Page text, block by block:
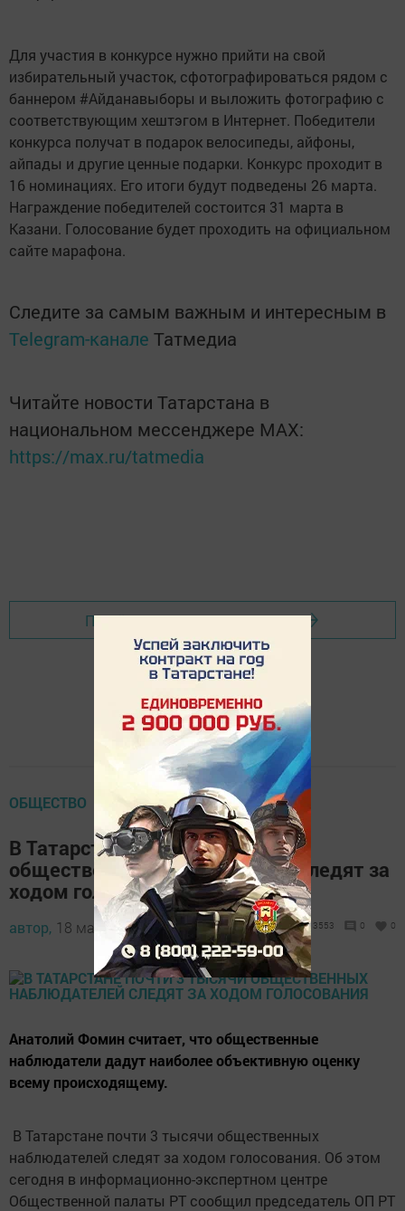
Для участия в конкурсе нужно прийти на свой
избирательный участок, сфотографироваться рядом с
баннером #Айданавыборы и выложить фотографию с
соответствующим хештэгом в Интернет. Победители
конкурса получат в подарок велосипеды, айфоны,
айпады и другие ценные подарки. Конкурс проходит в
16 номинациях. Его итоги будут подведены 26 марта.
Награждение победителей состоится 31 марта в
Казани. Голосование будет проходить на официальном
сайте марафона.
Следите за самым важным и интересным в
Telegram-канале Татмедиа
Читайте новости Татарстана в
национальном мессенджере MАХ:
https://max.ru/tatmedia
Перейти на страницу новости
ОБЩЕСТВО
В Татарстане почти 3 тысячи
общественных наблюдателей следят за
ходом голосования
автор, 18 марта 2018 - 09:12 3553 0 0
Анатолий Фомин считает, что общественные
наблюдатели дадут наиболее объективную оценку
всему происходящему.
В Татарстане почти 3 тысячи общественных
наблюдателей следят за ходом голосования. Об этом
сегодня в информационно-экспертном центре
Общественной палаты РТ сообщил председатель ОП РТ